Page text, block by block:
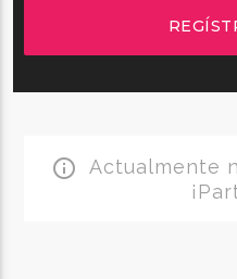
info_outline Actualmente